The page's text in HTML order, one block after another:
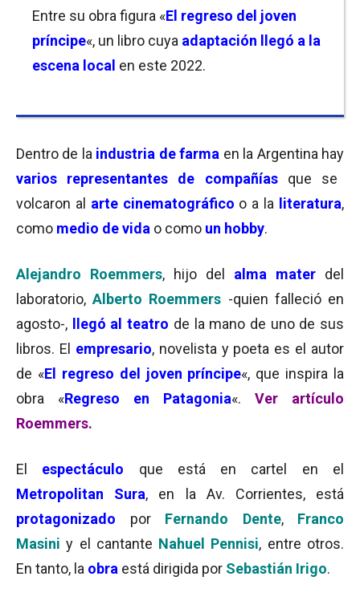
Entre su obra figura «El regreso del joven
príncipe«, un libro cuya adaptación llegó a la
escena local en este 2022.
Dentro de la industria de farma en la Argentina hay
varios representantes de compañíasque se
volcaron al arte cinematográfico o a la literatura,
como medio de vida o como un hobby.
Alejandro Roemmers, hijo del alma mater del
laboratorio, Alberto Roemmers -quien falleció en
agosto-,
llegó al teatro de la mano de uno de sus
libros. El empresario, novelista y poeta es el autor
de «El regreso del joven príncipe«, que inspira la
obra «Regreso en Patagonia«. Ver artículo
Roemmers.
El espectáculo que está en cartel en el
Metropolitan Sura, en la Av. Corrientes, está
protagonizado porFernando Dente, Franco
Masini y el cantante Nahuel Pennisi, entre otros.
En tanto, la obra está dirigida por Sebastián Irigo.